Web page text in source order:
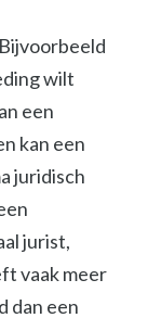
wilt
een
kan een
juridisch
jurist,
vaak meer
dan een